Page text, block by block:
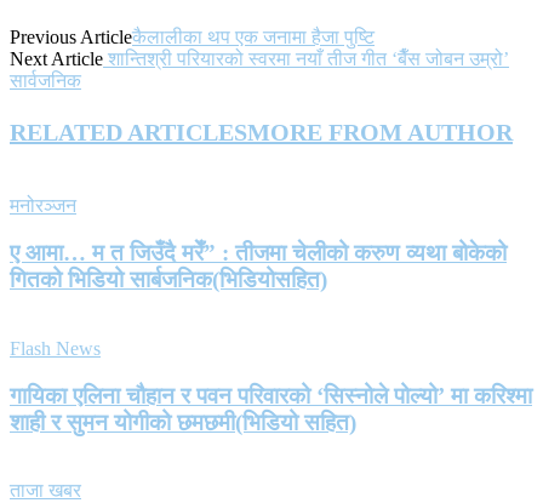
Previous Articleकैलालीका थप एक जनामा हैजा पुष्टि
Next Article शान्तिश्री परियारको स्वरमा नयाँ तीज गीत ‘बैँस जोबन उम्रो’
सार्वजनिक
RELATED ARTICLESMORE FROM AUTHOR
मनोरञ्जन
ए आमा… म त जिउँदै मरेँ” : तीजमा चेलीको करुण व्यथा बोकेको
गितको भिडियो सार्बजनिक(भिडियोसहित)
Flash News
गायिका एलिना चौहान र पवन परिवारको ‘सिस्नोले पोल्यो’ मा करिश्मा
शाही र सुमन योगीको छमछमी(भिडियो सहित)
ताजा खबर